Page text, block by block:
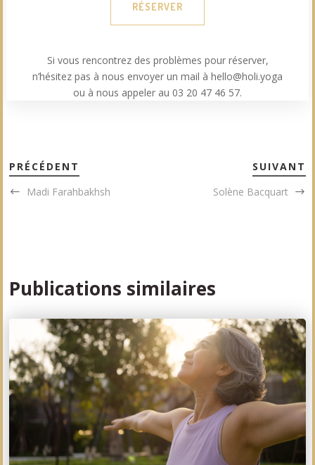
RÉSERVER
Si vous rencontrez des problèmes pour réserver,
n’hésitez pas à nous envoyer un mail à hello@holi.yoga
ou à nous appeler au 03 20 47 46 57.
PRÉCÉDENT
Madi Farahbakhsh
SUIVANT
Solène Bacquart
Publications similaires